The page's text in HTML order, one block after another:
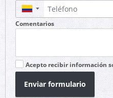
▼
Comentarios
Acepto recibir información
Enviar formulario